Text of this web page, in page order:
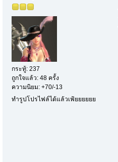
กระทู้: 237
ถูกใจแล้ว: 48 ครั้ง
ความนิยม: +70/-13
ทำรูปโปรไฟล์ได้แล้วเฟ้ยยยยยย